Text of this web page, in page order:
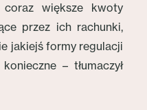
większe kwoty
przez ich rachunki,
jakiejś formy regulacji
– tłumaczył